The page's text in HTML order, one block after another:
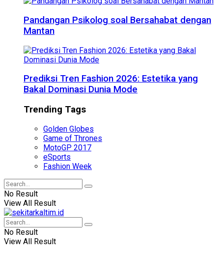
Pandangan Psikolog soal Bersahabat dengan
Mantan
Prediksi Tren Fashion 2026: Estetika yang
Bakal Dominasi Dunia Mode
Trending Tags
Golden Globes
Game of Thrones
MotoGP 2017
eSports
Fashion Week
No Result
View All Result
No Result
View All Result